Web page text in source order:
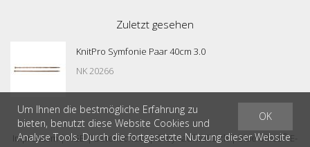
Zuletzt gesehen
KnitPro Symfonie Paar 40cm 3.0
NK 20266
Impressum|AGB|Datenschutz| © bykaufwolle.ch|blue office®E-
OK
Um Ihnen die bestmögliche Erfahrung zu
bieten, benutzt diese Website Cookies und
Analyse Tools. Durch die fortgesetzte Nutzung dieser Website